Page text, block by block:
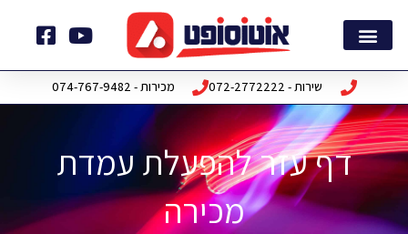
שירות - 072-2772222 מכירות - 074-767-9482
דף עזר להפעלת עמדת
מכירה